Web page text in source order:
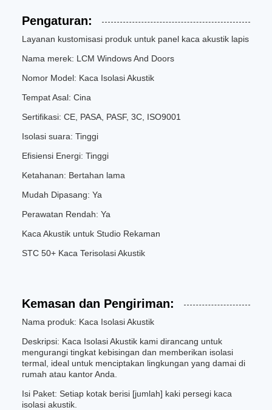
Pengaturan:
Layanan kustomisasi produk untuk panel kaca akustik lapis
Nama merek: LCM Windows And Doors
Nomor Model: Kaca Isolasi Akustik
Tempat Asal: Cina
Sertifikasi: CE, PASA, PASF, 3C, ISO9001
Isolasi suara: Tinggi
Efisiensi Energi: Tinggi
Ketahanan: Bertahan lama
Mudah Dipasang: Ya
Perawatan Rendah: Ya
Kaca Akustik untuk Studio Rekaman
STC 50+ Kaca Terisolasi Akustik
Kemasan dan Pengiriman:
Nama produk: Kaca Isolasi Akustik
Deskripsi: Kaca Isolasi Akustik kami dirancang untuk
mengurangi tingkat kebisingan dan memberikan isolasi
termal, ideal untuk menciptakan lingkungan yang damai di
rumah atau kantor Anda.
Isi Paket: Setiap kotak berisi [jumlah] kaki persegi kaca
isolasi akustik.